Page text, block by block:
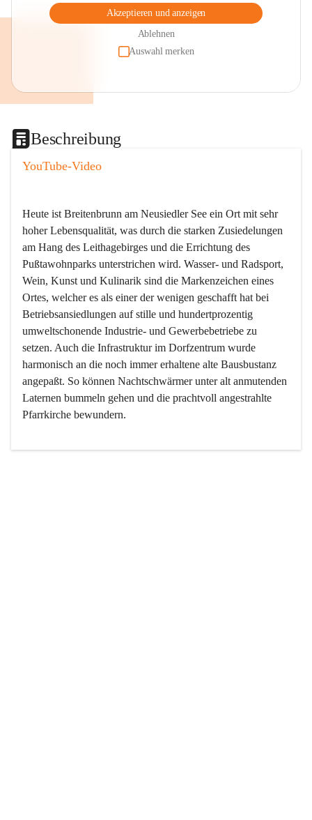
Akzeptieren und anzeigen
Ablehnen
Auswahl merken
Beschreibung
YouTube-Video
Heute ist Breitenbrunn am Neusiedler See ein Ort mit sehr
hoher Lebensqualität, was durch die starken Zusiedelungen
am Hang des Leithagebirges und die Errichtung des
Pußtawohnparks unterstrichen wird. Wasser- und Radsport,
Wein, Kunst und Kulinarik sind die Markenzeichen eines
Ortes, welcher es als einer der wenigen geschafft hat bei
Betriebsansiedlungen auf stille und hundertprozentig
umweltschonende Industrie- und Gewerbebetriebe zu
setzen. Auch die Infrastruktur im Dorfzentrum wurde
harmonisch an die noch immer erhaltene alte Bausbustanz
angepaßt. So können Nachtschwärmer unter alt anmutenden
Laternen bummeln gehen und die prachtvoll angestrahlte
Pfarrkirche bewundern.
Der Weinbau dominert heute nicht mehr, ist aber integrativer